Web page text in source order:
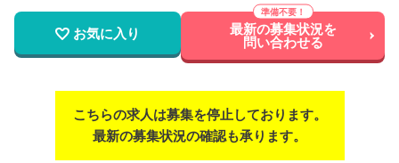
お気に入り 最新の募集状況を
問い合わせる
こちらの求人は募集を停止しております。
最新の募集状況の確認も承ります。